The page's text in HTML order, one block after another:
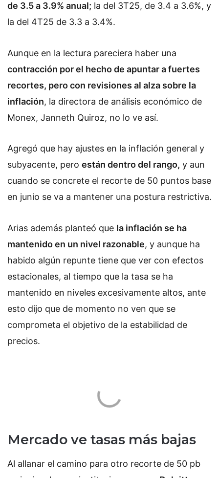
de 3.5 a 3.9% anual; la del 3T25, de 3.4 a 3.6%, y
la del 4T25 de 3.3 a 3.4%.
Aunque en la lectura pareciera haber una
contracción por el hecho de apuntar a fuertes
recortes, pero con revisiones al alza sobre la
inflación, la directora de análisis económico de
Monex, Janneth Quiroz, no lo ve así.
Agregó que hay ajustes en la inflación general y
subyacente, pero están dentro del rango, y aun
cuando se concrete el recorte de 50 puntos base
en junio se va a mantener una postura restrictiva.
Arias además planteó que la inflación se ha
mantenido en un nivel razonable, y aunque ha
habido algún repunte tiene que ver con efectos
estacionales, al tiempo que la tasa se ha
mantenido en niveles excesivamente altos, ante
esto dijo que de momento no ven que se
comprometa el objetivo de la estabilidad de
precios.
Mercado ve tasas más bajas
Al allanar el camino para otro recorte de 50 pb